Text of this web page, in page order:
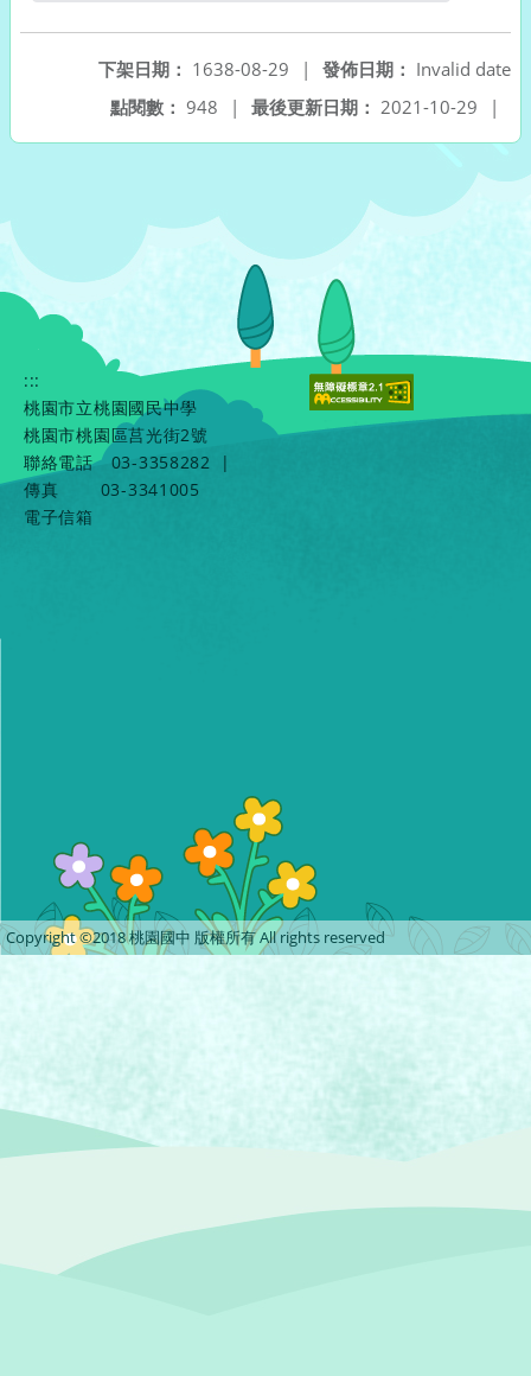
發佈日期： Invalid date
下架日期： 1638-08-29
|
最後更新日期： 2021-10-29 |
點閱數： 948 |
:::
桃園市立桃園國民中學
桃園市桃園區莒光街2號
聯絡電話
03-3358282
|
傳真
03-3341005
電子信箱
Copyright ©2018 桃園國中 版權所有 All rights reserved